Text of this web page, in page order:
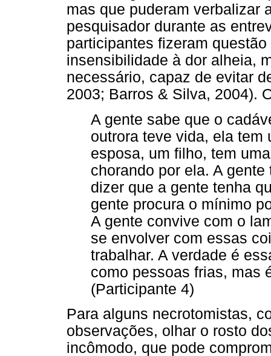
mas que puderam verbalizar
pesquisador durante as
participantes fizeram
insensibilidade à dor alheia,
necessário, capaz de evitar
2003; Barros & Silva, 2004).
A gente sabe que o
outrora teve vida, ela tem
esposa, um filho, tem
chorando por ela. A
dizer que a gente tenha
gente procura o mínimo
A gente convive com o
se envolver com essas
trabalhar. A verdade é
como pessoas frias, mas
(Participante 4)
Para alguns necrotomistas,
observações, olhar o rosto
incômodo, que pode